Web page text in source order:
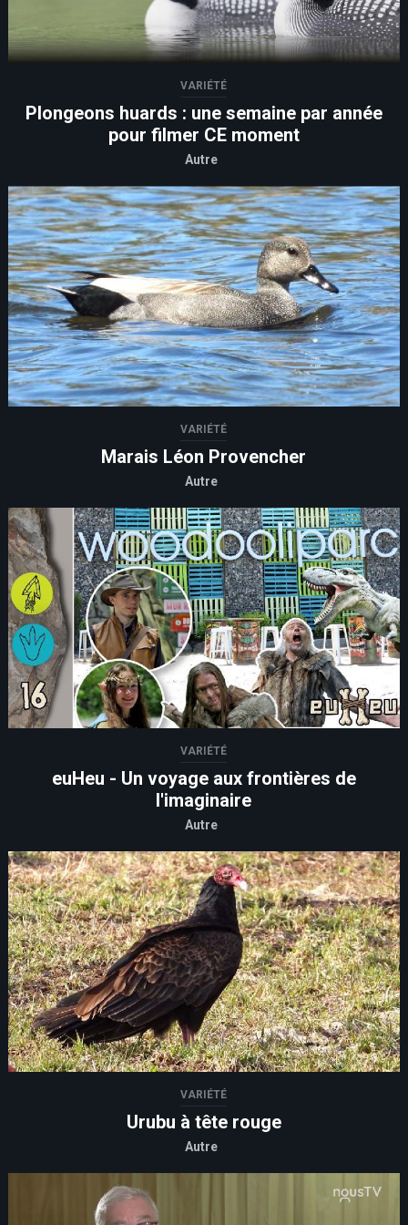
VARIÉTÉ
Plongeons huards : une semaine par année
pour filmer CE moment
Autre
VARIÉTÉ
Marais Léon Provencher
Autre
VARIÉTÉ
euHeu - Un voyage aux frontières de
l'imaginaire
Autre
VARIÉTÉ
Urubu à tête rouge
Autre